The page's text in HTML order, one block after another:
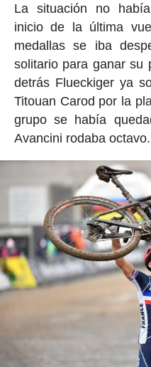
La situación no
inicio de la última
medallas se iba
solitario para ganar su
detrás Flueckiger ya
Titouan Carod por la
grupo se había
Avancini rodaba octavo.